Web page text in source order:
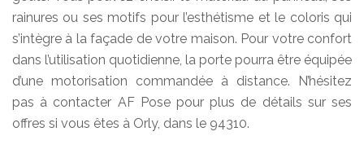
rainures ou ses motifs pour l’esthétisme et le coloris qui
s’intègre à la façade de votre maison. Pour votre confort
dans l’utilisation quotidienne, la porte pourra être équipée
d’une motorisation commandée à distance. N’hésitez
pas à contacter AF Pose pour plus de détails sur ses
offres si vous êtes à Orly, dans le 94310.